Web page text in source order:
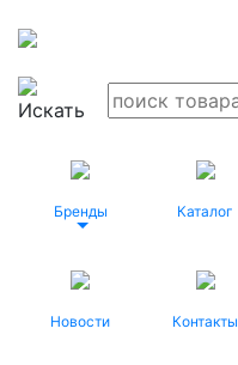
Бренды Каталог
Новости Контакты